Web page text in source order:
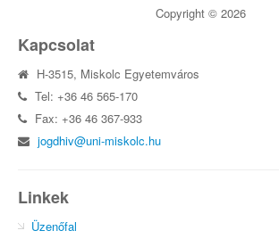
Copyright © 2026
Kapcsolat
H-3515, Miskolc Egyetemváros
Tel: +36 46 565-170
Fax: +36 46 367-933
jogdhiv@uni-miskolc.hu
Linkek
Üzenőfal